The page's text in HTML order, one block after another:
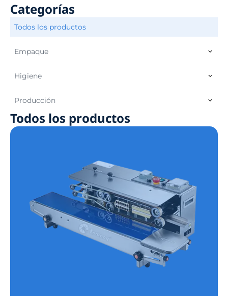
Categorías
Empaque
Higiene
Producción
Todos los productos
Todos los productos